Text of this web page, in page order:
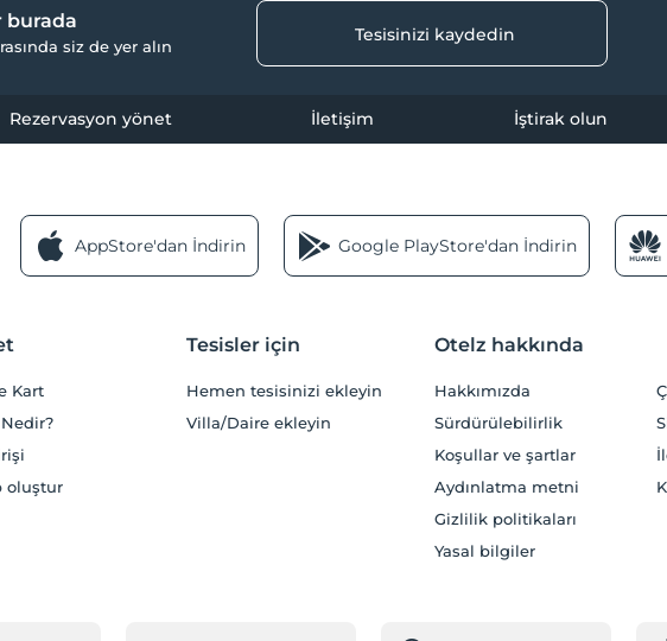
burada
siz de yer alın
Tesisinizi kaydedin
Rezervasyon yönet İletişim İştirak olun
AppStore'dan İndirin Google PlayStore'dan İndirin
Kart
oluştur
Tesisler için
Hemen tesisinizi ekleyin
Villa/Daire ekleyin
Otelz hakkında
Hakkımızda
Sürdürülebilirlik
Koşullar ve şartlar
Aydınlatma metni
Gizlilik politikaları
Yasal bilgiler